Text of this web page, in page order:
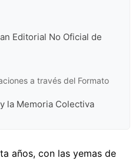
Editorial No Oficial de
a través del Formato
la Memoria Colectiva
años, con las yemas de